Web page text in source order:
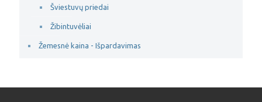
Šviestuvų priedai
Žibintuvėliai
Žemesnė kaina - Išpardavimas